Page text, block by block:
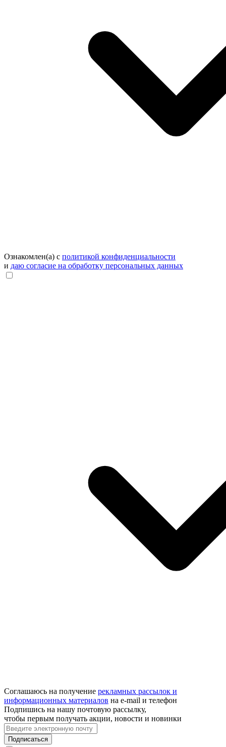
Ознакомлен(а) с политикой конфиденциальности
и даю согласие на обработку персональных данных
Соглашаюсь на получение рекламных рассылок и
информационных материалов на e‑mail и телефон
Подпишись на нашу почтовую рассылку,
чтобы первым получать акции, новости и новинки
Подписаться